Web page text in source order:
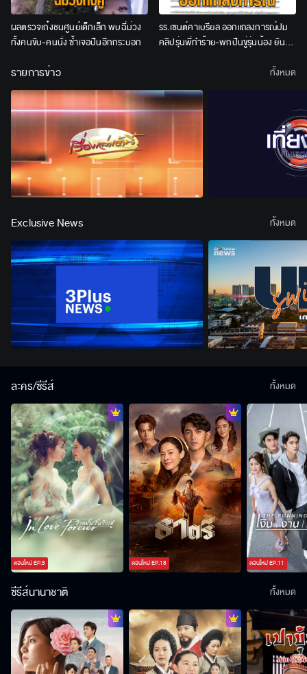
ผลตรวจเก๋งชนศูนย์เด็กเล็ก พบฉี่ม่วง
ทั้งคนขับ-คนนั่ง ซ้ำเจอปืนอีกกระบอก
รร.เซนต์คาเบรียล ออกแถลงการณ์ปม
คลิปรุ่นพี่ทำร้าย-พกปืนขู่รุ่นน้อง ยัน
รายการข่าว ทั้งหมด
Exclusive News ทั้งหมด
ละคร/ซีรีส์
ตอนใหม่EP.8 ตอนใหม่EP.18 ตอนใหม่EP.11
ทั้งหมด
ซีรีส์นานาชาติ ทั้งหมด